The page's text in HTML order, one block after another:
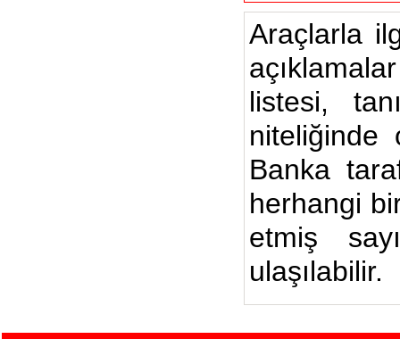
Araçlarla
listesi,
niteliğinde
Banka
herhangi
etmiş
ulaşılabilir.